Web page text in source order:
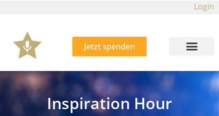
Login
Jetzt spenden
Inspiration Hour